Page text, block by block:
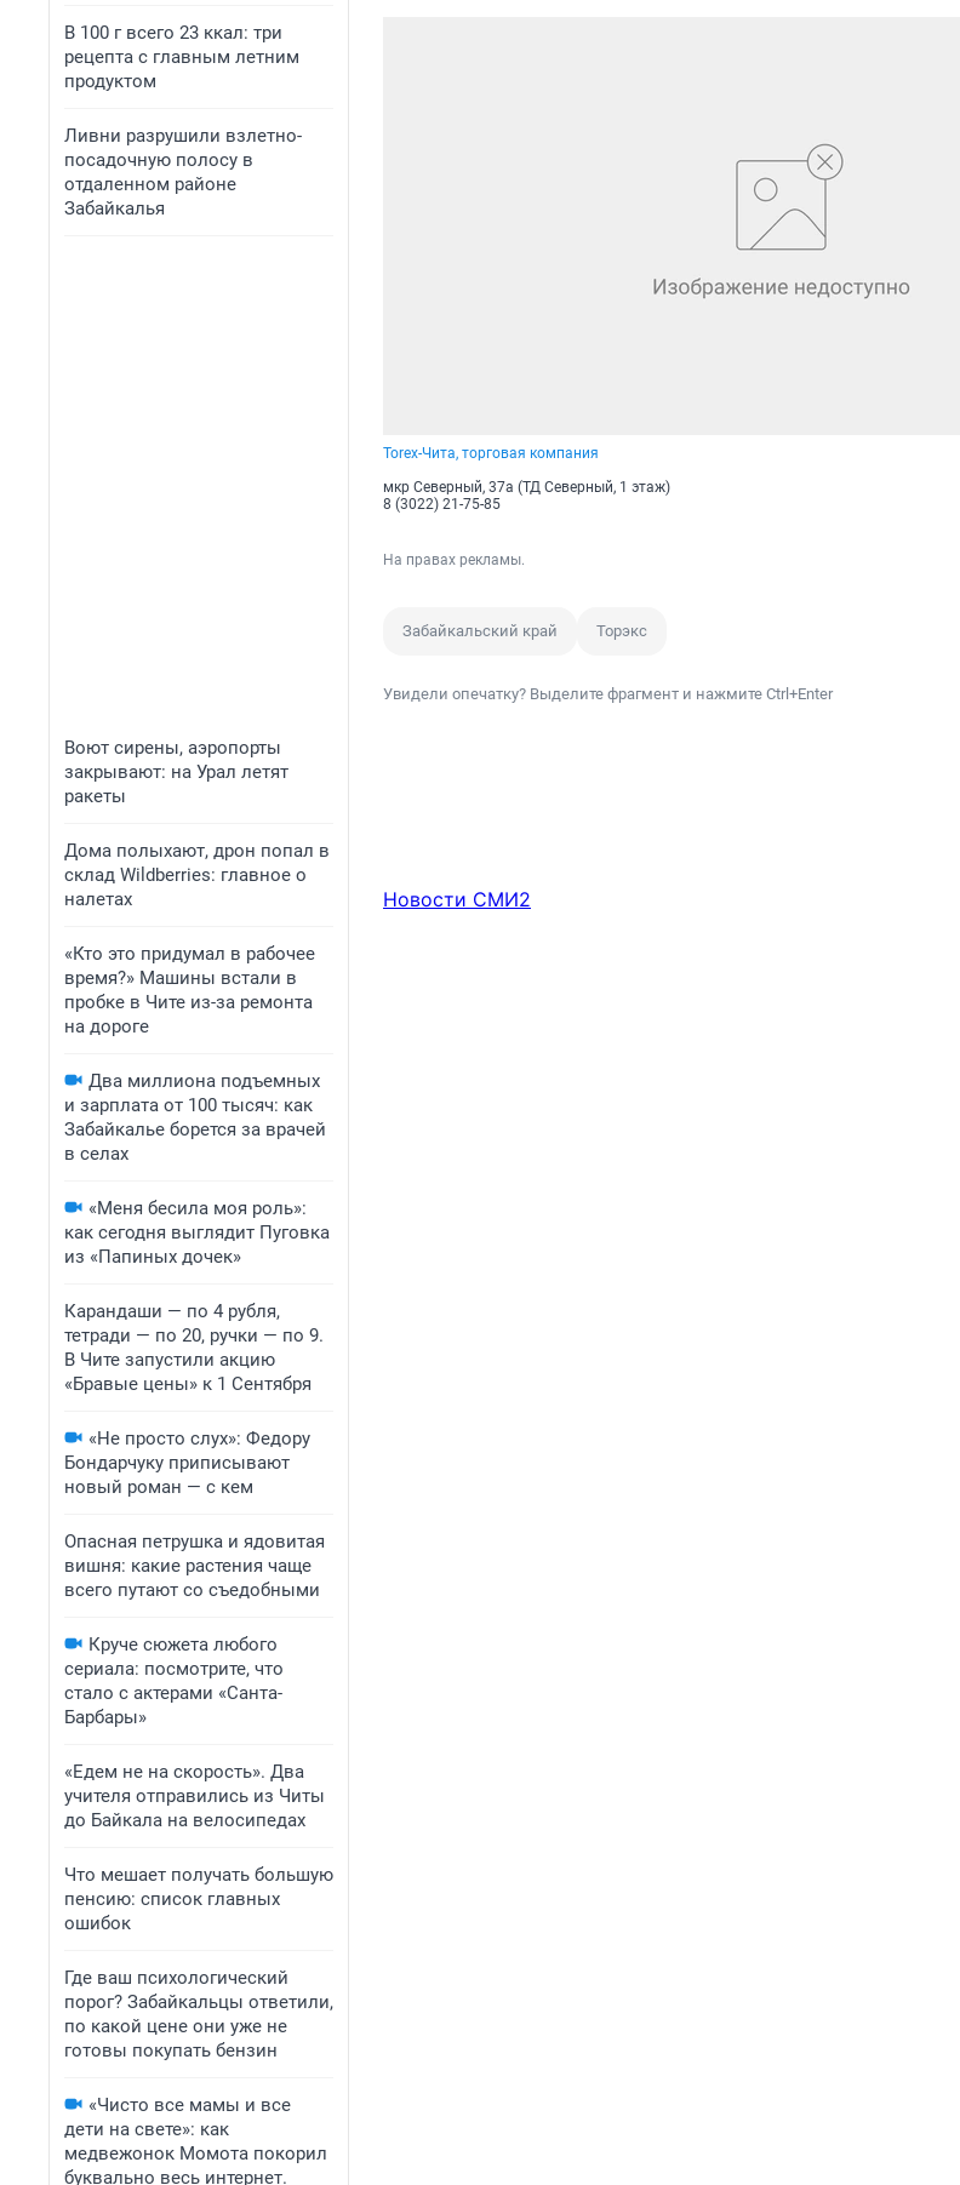
В 100 г всего 23 ккал: три
рецепта с главным летним
продуктом
Ливни разрушили взлетно-
посадочную полосу в
отдаленном районе
Забайкалья
Воют сирены, аэропорты
закрывают: на Урал летят
ракеты
Дома полыхают, дрон попал в
склад Wildberries: главное о
налетах
«Кто это придумал в рабочее
время?» Машины встали в
пробке в Чите из-за ремонта
на дороге
Два миллиона подъемных
и зарплата от 100 тысяч: как
Забайкалье борется за врачей
в селах
«Меня бесила моя роль»:
как сегодня выглядит Пуговка
из «Папиных дочек»
Карандаши — по 4 рубля,
тетради — по 20, ручки — по 9.
В Чите запустили акцию
«Бравые цены» к 1 Сентября
«Не просто слух»: Федору
Бондарчуку приписывают
новый роман — с кем
Опасная петрушка и ядовитая
вишня: какие растения чаще
всего путают со съедобными
Круче сюжета любого
сериала: посмотрите, что
стало с актерами «Санта-
Барбары»
«Едем не на скорость». Два
учителя отправились из Читы
до Байкала на велосипедах
Что мешает получать большую
пенсию: список главных
ошибок
Где ваш психологический
порог? Забайкальцы ответили,
по какой цене они уже не
готовы покупать бензин
«Чисто все мамы и все
дети на свете»: как
медвежонок Момота покорил
буквально весь интернет.
Torex-Чита, торговая компания
мкр Северный, 37а (ТД Северный, 1 этаж)
8 (3022) 21-75-85
На правах рекламы.
Забайкальский край Торэкс
Увидели опечатку? Выделите фрагмент и нажмите Ctrl+Enter
Новости СМИ2